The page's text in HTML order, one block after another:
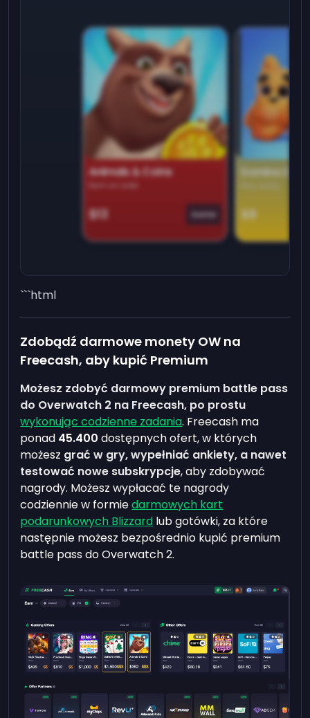
Animals & Coins
$13 Game
Domino
$9
```html
Zdobądź darmowe monety OW na
Freecash, aby kupić Premium
Możesz zdobyć darmowy premium battle pass
do Overwatch 2 na Freecash, po prostu
wykonując codzienne zadania. Freecash ma
ponad 45.400 dostępnych ofert, w których
możesz grać w gry, wypełniać ankiety, a nawet
testować nowe subskrypcje, aby zdobywać
nagrody. Możesz wypłacać te nagrody
codziennie w formiedarmowych kart
podarunkowych Blizzard lub gotówki, za które
następnie możesz bezpośrednio kupić premium
battle pass do Overwatch 2.